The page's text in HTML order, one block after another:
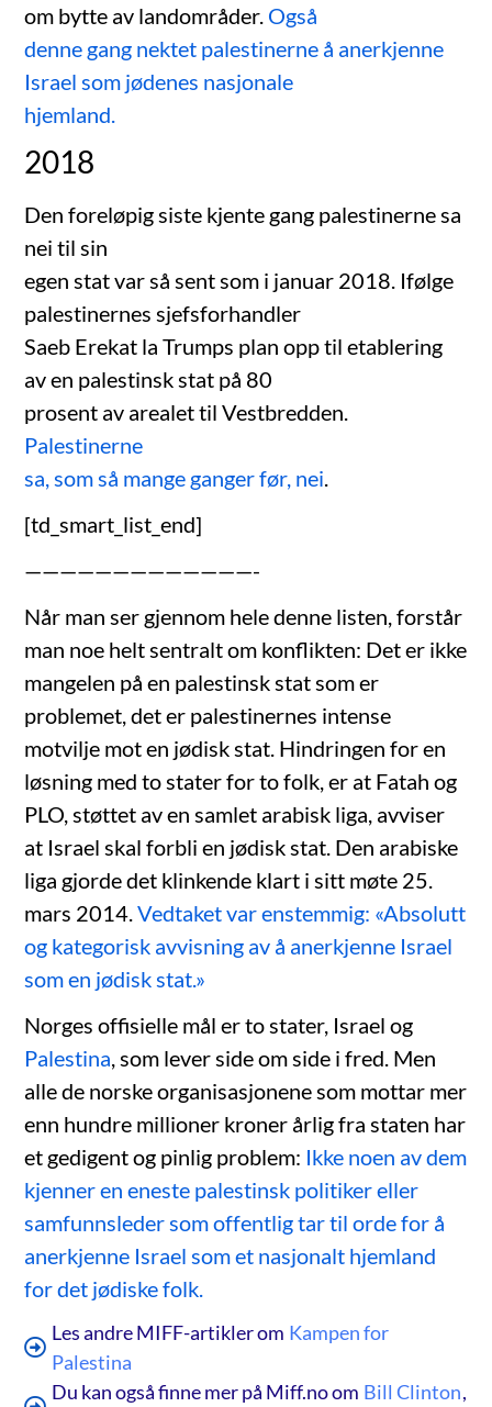
om bytte av landområder. Også
denne gang nektet palestinerne å anerkjenne
Israel som jødenes nasjonale
hjemland.
2018
Den foreløpig siste kjente gang palestinerne sa
nei til sin
egen stat var så sent som i januar 2018. Ifølge
palestinernes sjefsforhandler
Saeb Erekat la Trumps plan opp til etablering
av en palestinsk stat på 80
prosent av arealet til Vestbredden.
Palestinerne
sa, som så mange ganger før, nei
[td_smart_list_end]
—————————————-
Når man ser gjennom hele denne listen, forstår
man noe helt sentralt om konflikten: Det er ikke
mangelen på en palestinsk stat som er
problemet, det er palestinernes intense
motvilje mot en jødisk stat. Hindringen for en
løsning med to stater for to folk, er at Fatah og
PLO, støttet av en samlet arabisk liga, avviser
at Israel skal forbli en jødisk stat. Den arabiske
liga gjorde det klinkende klart i sitt møte 25.
mars 2014.Vedtaket var enstemmig: «Absolutt
og kategorisk avvisning av å anerkjenne Israel
som en jødisk stat.»
Norges offisielle mål er to stater, Israel og
Palestina , som lever side om side i fred. Men
alle de norske organisasjonene som mottar mer
enn hundre millioner kroner årlig fra staten har
et gedigent og pinlig problem: Ikke noen av dem
kjenner en eneste palestinsk politiker eller
samfunnsleder som offentlig tar til orde for å
anerkjenne Israel som et nasjonalt hjemland
for det jødiske folk.
Les andre MIFF-artikler om Kampen for
Palestina
Du kan også finne mer på Miff.no om Bill Clinton,